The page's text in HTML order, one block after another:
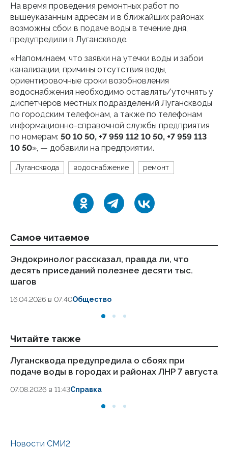
На время проведения ремонтных работ по
вышеуказанным адресам и в ближайших районах
возможны сбои в подаче воды в течение дня,
предупредили в Луганскводе.
«Напоминаем, что заявки на утечки воды и забои
канализации, причины отсутствия воды,
ориентировочные сроки возобновления
водоснабжения необходимо оставлять/уточнять у
диспетчеров местных подразделений Луганскводы
по городским телефонам, а также по телефонам
информационно-справочной службы предприятия
по номерам: 50 10 50, +7 959 112 10 50, +7 959 113
10 50», — добавили на предприятии.
Лугансквода водоснабжение ремонт
Самое читаемое
Эндокринолог рассказал, правда ли, что
десять приседаний полезнее десяти тыс.
шагов
16.04.2026 в 07:40Общество
Читайте также
Лугансквода предупредила о сбоях при
подаче воды в городах и районах ЛНР 7 августа
07.08.2026 в 11:43Справка
Новости СМИ2